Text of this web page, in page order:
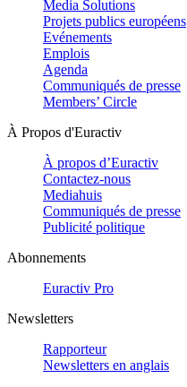
Media Solutions
Projets publics européens
Evénements
Emplois
Agenda
Communiqués de presse
Members’ Circle
À Propos d'Euractiv
À propos d’Euractiv
Contactez-nous
Mediahuis
Communiqués de presse
Publicité politique
Abonnements
Euractiv Pro
Newsletters
Rapporteur
Newsletters en anglais